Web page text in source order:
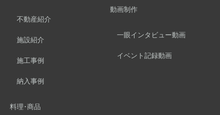
不動産紹介
施設紹介
施工事例
納入事例
料理･商品
動画制作
一眼インタビュー動画
イベント記録動画